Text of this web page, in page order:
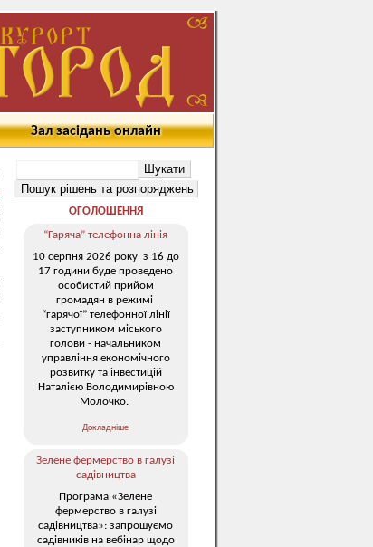
Зал засідань онлайн
ОГОЛОШЕННЯ
“Гаряча” телефонна лінія
10 серпня 2026 року з 16 до
17 години буде проведено
особистий прийом
громадян в режимі
“гарячої” телефонної лінії
заступником міського
голови - начальником
управління економічного
розвитку та інвестицій
Наталією Володимирівною
Молочко.
Докладніше
Зелене фермерство в галузі
садівництва
Програма «Зелене
фермерство в галузі
садівництва»: запрошуємо
садівників на вебінар щодо